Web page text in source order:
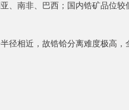
、南非、巴西；国内锆矿品位
径相近，故锆铪分离难度极高，